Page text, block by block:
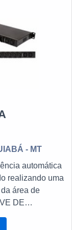
- MT
automática
realizando uma
área de
DE
empresa